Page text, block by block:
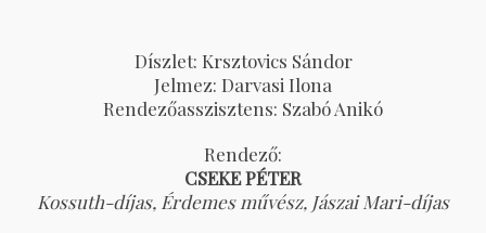
Díszlet: Krsztovics Sándor
Jelmez: Darvasi Ilona
Rendezőasszisztens: Szabó Anikó
Rendező:
CSEKE PÉTER
Kossuth-díjas, Érdemes művész, Jászai Mari-díjas